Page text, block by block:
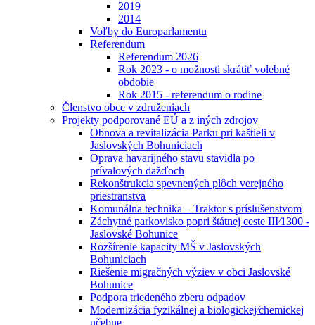
2019
2014
Voľby do Europarlamentu
Referendum
Referendum 2026
Rok 2023 - o možnosti skrátiť volebné
obdobie
Rok 2015 - referendum o rodine
Členstvo obce v združeniach
Projekty podporované EÚ a z iných zdrojov
Obnova a revitalizácia Parku pri kaštieli v
Jaslovských Bohuniciach
Oprava havarijného stavu stavidla po
prívalových dažďoch
Rekonštrukcia spevnených plôch verejného
priestranstva
Komunálna technika – Traktor s príslušenstvom
Záchytné parkovisko popri štátnej ceste III⁄1300 -
Jaslovské Bohunice
Rozšírenie kapacity MŠ v Jaslovských
Bohuniciach
Riešenie migračných výziev v obci Jaslovské
Bohunice
Podpora triedeného zberu odpadov
Modernizácia fyzikálnej a biologickej⁄chemickej
učebne